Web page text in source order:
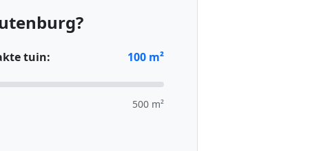
tuin: 100 m²
500 m²